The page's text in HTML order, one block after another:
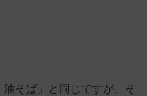
そば」と同じですが、そ